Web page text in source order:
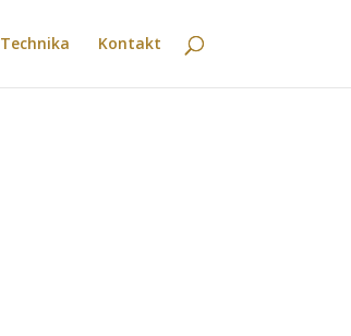
Technika Kontakt